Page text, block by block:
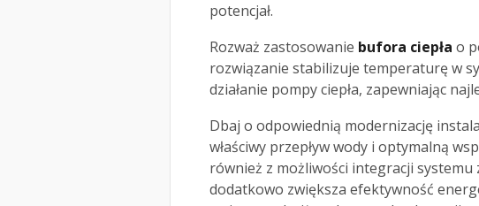
potencjał.
Rozważ zastosowanie bufora ciepła o
rozwiązanie stabilizuje temperaturę w
działanie pompy ciepła, zapewniając
Dbaj o odpowiednią modernizację
właściwy przepływ wody i optymalną
również z możliwości integracji systemu
dodatkowo zwiększa efektywność